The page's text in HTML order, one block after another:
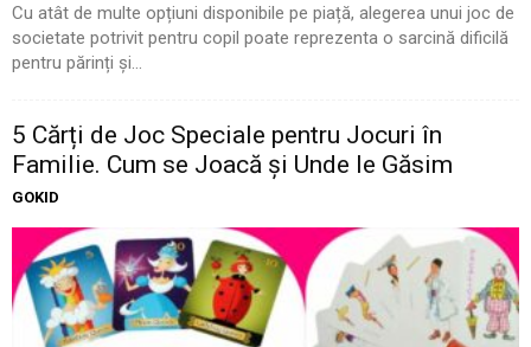
Cu atât de multe opțiuni disponibile pe piață, alegerea unui joc de
societate potrivit pentru copil poate reprezenta o sarcină dificilă
pentru părinți și...
5 Cărți de Joc Speciale pentru Jocuri în
Familie. Cum se Joacă și Unde le Găsim
GOKID